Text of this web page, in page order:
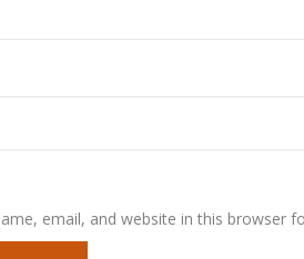
email, and website in this browser